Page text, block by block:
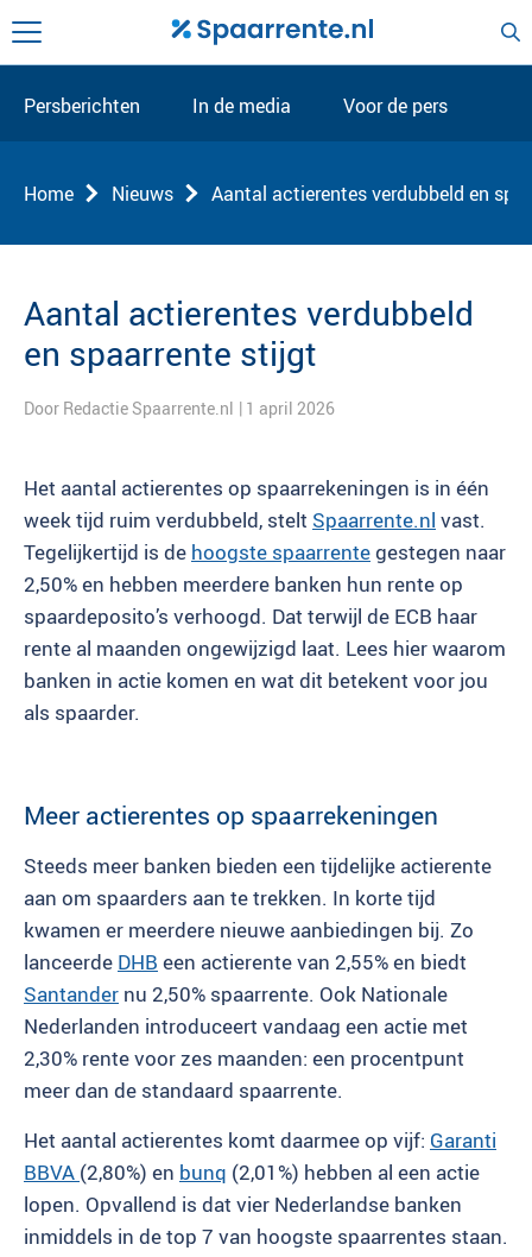
Persberichten In de media Voor de pers
Home Nieuws Aantal actierentes verdubbeld en
Aantal actierentes verdubbeld
en spaarrente stijgt
Door Redactie Spaarrente.nl | 1 april 2026
Het aantal actierentes op spaarrekeningen is in één
week tijd ruim verdubbeld, stelt Spaarrente.nl vast.
Tegelijkertijd is de hoogste spaarrentegestegen naar
2,50% en hebben meerdere banken hun rente op
spaardeposito’s verhoogd. Dat terwijl de ECB haar
rente al maanden ongewijzigd laat. Lees hier waarom
banken in actie komen en wat dit betekent voor jou
als spaarder.
Meer actierentes op spaarrekeningen
Steeds meer banken bieden een tijdelijke actierente
aan om spaarders aan te trekken. In korte tijd
kwamen er meerdere nieuwe aanbiedingen bij. Zo
lanceerde DHB een actierente van 2,55% en biedt
Santander nu 2,50% spaarrente. Ook Nationale
Nederlanden introduceert vandaag een actie met
2,30% rente voor zes maanden: een procentpunt
meer dan de standaard spaarrente.
Het aantal actierentes komt daarmee op vijf: Garanti
BBVA (2,80%) en bunq (2,01%) hebben al een actie
lopen. Opvallend is dat vier Nederlandse banken
inmiddels in de top 7 van hoogste spaarrentes staan.